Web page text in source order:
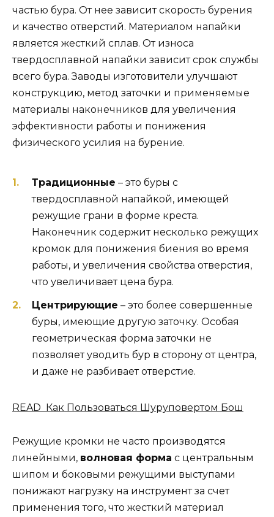
частью бура. От нее зависит скорость бурения
и качество отверстий. Материалом напайки
является жесткий сплав. От износа
твердосплавной напайки зависит срок службы
всего бура. Заводы изготовители улучшают
конструкцию, метод заточки и применяемые
материалы наконечников для увеличения
эффективности работы и понижения
физического усилия на бурение.
Традиционные – это буры с
твердосплавной напайкой, имеющей
режущие грани в форме креста.
Наконечник содержит несколько режущих
кромок для понижения биения во время
работы, и увеличения свойства отверстия,
что увеличивает цена бура.
Центрирующие – это более совершенные
буры, имеющие другую заточку. Особая
геометрическая форма заточки не
позволяет уводить бур в сторону от центра,
и даже не разбивает отверстие.
READ Как Пользоваться Шуруповертом Бош
Режущие кромки не часто производятся
линейными, волновая форма с центральным
шипом и боковыми режущими выступами
понижают нагрузку на инструмент за счет
применения того, что жесткий материал